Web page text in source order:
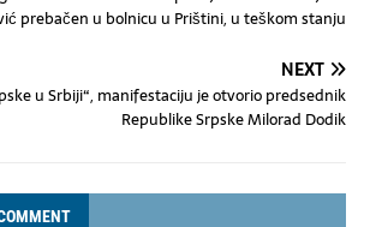
prebačen u bolnicu u Prištini, u teškom stanju
NEXT
u Srbiji“, manifestaciju je otvorio predsednik
Republike Srpske Milorad Dodik